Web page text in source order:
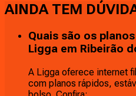
AINDA TEM
Quais são os
Ligga em Ribeirão
A Ligga oferece internet
com planos rápidos,